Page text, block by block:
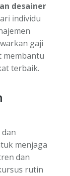
desainer
individu
gaji
membantu
terbaik.
menjaga
dan
rutin